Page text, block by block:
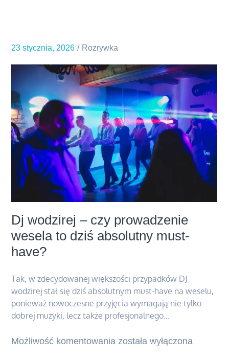
przed
złożeniem
wniosku
o
kredyt?
23 stycznia, 2026 Rozrywka
Dj wodzirej – czy prowadzenie
wesela to dziś absolutny must-
have?
Tak, w zdecydowanej większości przypadków DJ
wodzirej stał się dziś absolutnym must-have na weselu,
ponieważ nowoczesne przyjęcia wymagają nie tylko
dobrej muzyki, lecz także profesjonalnego…
Możliwość komentowania Dj
została wyłączona